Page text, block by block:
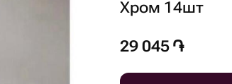
Хром 14шт
29 045 ֏